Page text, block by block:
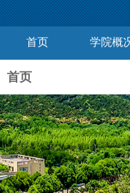
首页 学院概
首页